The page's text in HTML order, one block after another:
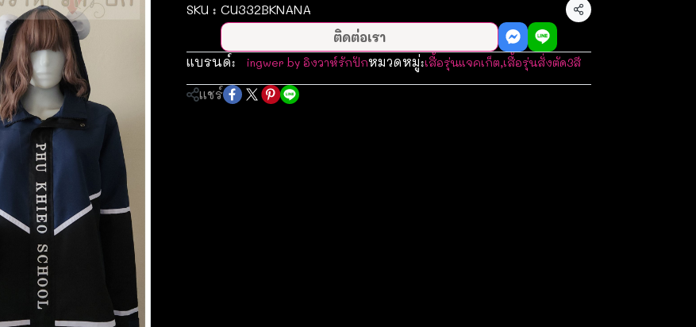
SKU : CU332BKNANA
แชร์
ติดต่อเรา
แบรนด์:
ingwer by อิงวาห์รักปักหมวดหมู่:เสื้อรุ่นแจคเก็ต,เสื้อรุ่นสั่งตัด3สี
แชร์